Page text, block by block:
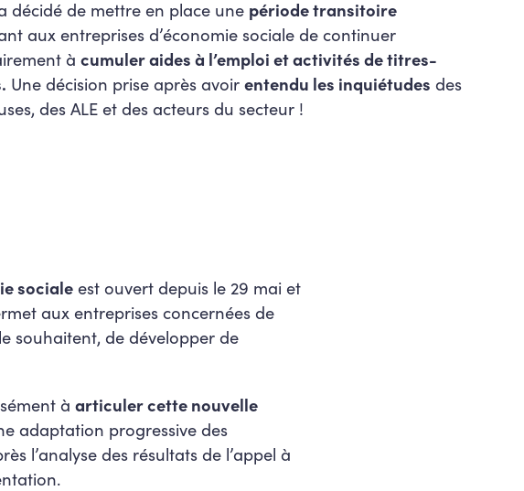
décidé de mettre en place une période transitoire
aux entreprises d’économie sociale de continuer
à cumuler aides à l’emploi et activités de titres-
Une décision prise après avoirentendu les inquiétudes des
des ALE et des acteurs du secteur !
socialeest ouvert depuis le 29 mai et
aux entreprises concernées de
souhaitent, de développer de
à articuler cette nouvelle
adaptation progressive des
l’analyse des résultats de l’appel à